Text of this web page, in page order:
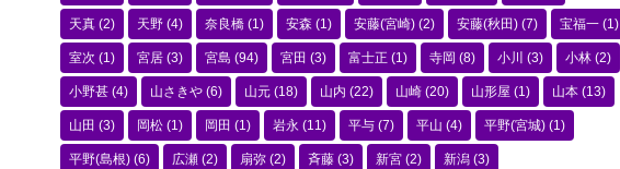
天真 (2) 天野 (4) 奈良橋 (1) 安森 (1) 安藤(宮崎) (2) 安藤(秋田) (7) 宝福一 (1)
室次 (1) 宮居 (3) 宮島 (94) 宮田 (3) 富士正 (1) 寺岡 (8) 小川 (3) 小林 (2)
小野甚 (4) 山さきや (6) 山元 (18) 山内 (22) 山崎 (20) 山形屋 (1) 山本 (13)
山田 (3) 岡松 (1) 岡田 (1) 岩永 (11) 平与 (7) 平山 (4) 平野(宮城) (1)
平野(島根) (6) 広瀬 (2) 扇弥 (2) 斉藤 (3) 新宮 (2) 新潟 (3)